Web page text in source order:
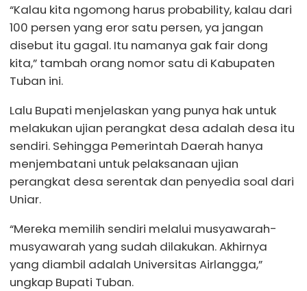
“Kalau kita ngomong harus probability, kalau dari
100 persen yang eror satu persen, ya jangan
disebut itu gagal. Itu namanya gak fair dong
kita,” tambah orang nomor satu di Kabupaten
Tuban ini.
Lalu Bupati menjelaskan yang punya hak untuk
melakukan ujian perangkat desa adalah desa itu
sendiri. Sehingga Pemerintah Daerah hanya
menjembatani untuk pelaksanaan ujian
perangkat desa serentak dan penyedia soal dari
Uniar.
“Mereka memilih sendiri melalui musyawarah-
musyawarah yang sudah dilakukan. Akhirnya
yang diambil adalah Universitas Airlangga,”
ungkap Bupati Tuban.